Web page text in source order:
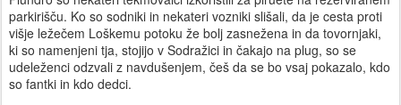
parkirišču. Ko so sodniki in nekateri vozniki slišali, da je cesta proti
višje ležečem Loškemu potoku že bolj zasnežena in da tovornjaki,
ki so namenjeni tja, stojijo v Sodražici in čakajo na plug, so se
udeleženci odzvali z navdušenjem, češ da se bo vsaj pokazalo, kdo
so fantki in kdo dedci.